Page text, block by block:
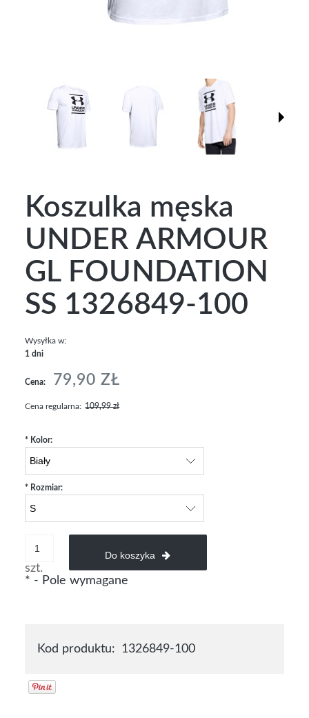
Koszulka męska
UNDER ARMOUR
GL FOUNDATION
SS 1326849-100
Wysyłka w:
1 dni
Cena: 79,90 ZŁ
Cena regularna: 109,99 zł
* Kolor:
* Rozmiar:
szt.
Do koszyka
* - Pole wymagane
Kod produktu: 1326849-100